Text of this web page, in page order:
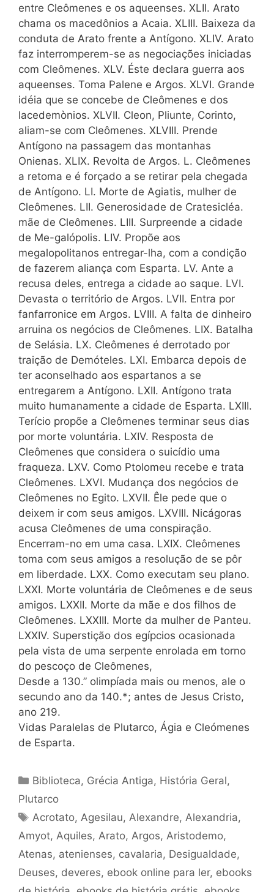
entre Cleômenes e os aqueenses. XLII. Arato
chama os macedônios a Acaia. XLIII. Baixeza da
conduta de Arato frente a Antígono. XLIV. Arato
faz interromperem-se as negociações iniciadas
com Cleômenes. XLV. Éste declara guerra aos
aqueenses. Toma Palene e Argos. XLVI. Grande
idéia que se concebe de Cleômenes e dos
lacedemònios. XLVII. Cleon, Pliunte, Corinto,
aliam-se com Cleômenes. XLVIII. Prende
Antígono na passagem das montanhas
Onienas. XLIX. Revolta de Argos. L. Cleômenes
a retoma e é forçado a se retirar pela chegada
de Antígono. LI. Morte de Agiatis, mulher de
Cleômenes. LII. Generosidade de Cratesicléa.
mãe de Cleômenes. LIII. Surpreende a cidade
de Me-galópolis. LIV. Propõe aos
megalopolitanos entregar-lha, com a condição
de fazerem aliança com Esparta. LV. Ante a
recusa deles, entrega a cidade ao saque. LVI.
Devasta o território de Argos. LVII. Entra por
fanfarronice em Argos. LVIII. A falta de dinheiro
arruina os negócios de Cleômenes. LIX. Batalha
de Selásia. LX. Cleômenes é derrotado por
traição de Demóteles. LXI. Embarca depois de
ter aconselhado aos espartanos a se
entregarem a Antígono. LXII. Antígono trata
muito humanamente a cidade de Esparta. LXIII.
Terício propõe a Cleômenes terminar seus dias
por morte voluntária. LXIV. Resposta de
Cleômenes que considera o suicídio uma
fraqueza. LXV. Como Ptolomeu recebe e trata
Cleômenes. LXVI. Mudança dos negócios de
Cleômenes no Egito. LXVII. Êle pede que o
deixem ir com seus amigos. LXVIII. Nicágoras
acusa Cleômenes de uma conspiração.
Encerram-no em uma casa. LXIX. Cleômenes
toma com seus amigos a resolução de se pôr
em liberdade. LXX. Como executam seu plano.
LXXI. Morte voluntária de Cleômenes e de seus
amigos. LXXII. Morte da mãe e dos filhos de
Cleômenes. LXXIII. Morte da mulher de Panteu.
LXXIV. Superstição dos egípcios ocasionada
pela vista de uma serpente enrolada em torno
do pescoço de Cleômenes,
Desde a 130.” olimpíada mais ou menos, ale o
secundo ano da 140.*; antes de Jesus Cristo,
ano 219.
Vidas Paralelas de Plutarco, Ágia e Cleómenes
de Esparta.
Categorias
Biblioteca, Grécia Antiga, História Geral,
Plutarco
Tags
Acrotato,Agesilau,Alexandre,Alexandria,
Amyot, Aquiles, Arato, Argos, Aristodemo,
Atenas, atenienses, cavalaria, Desigualdade,
Deuses, deveres, ebook online para ler, ebooks